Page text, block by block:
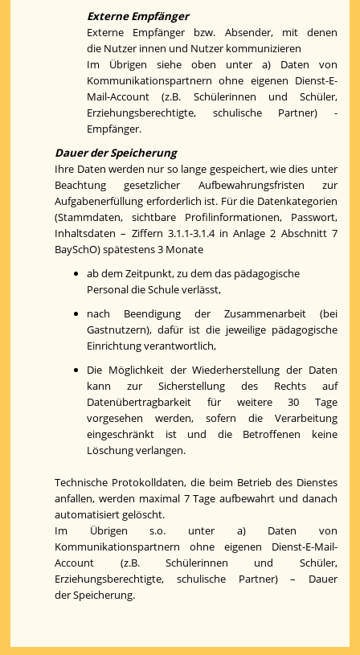
Externe Empfänger
Externe Empfänger bzw. Absender, mit denen
die Nutzer innen und Nutzer kommunizieren
Im Übrigen siehe oben unter a) Daten von
Kommunikationspartnern ohne eigenen Dienst-E-
Mail-Account (z.B. Schülerinnen und Schüler,
Erziehungsberechtigte, schulische Partner) -
Empfänger.
Dauer der Speicherung
Ihre Daten werden nur so lange gespeichert, wie dies unter
Beachtung gesetzlicher Aufbewahrungsfristen zur
Aufgabenerfüllung erforderlich ist. Für die Datenkategorien
(Stammdaten, sichtbare Profilinformationen, Passwort,
Inhaltsdaten – Ziffern 3.1.1-3.1.4 in Anlage 2 Abschnitt 7
BaySchO) spätestens 3 Monate
ab dem Zeitpunkt, zu dem das pädagogische
Personal die Schule verlässt,
nach Beendigung der Zusammenarbeit (bei
Gastnutzern), dafür ist die jeweilige pädagogische
Einrichtung verantwortlich,
Die Möglichkeit der Wiederherstellung der Daten
kann zur Sicherstellung des Rechts auf
Datenübertragbarkeit für weitere 30 Tage
vorgesehen werden, sofern die Verarbeitung
eingeschränkt ist und die Betroffenen keine
Löschung verlangen.
Technische Protokolldaten, die beim Betrieb des Dienstes
anfallen, werden maximal 7 Tage aufbewahrt und danach
automatisiert gelöscht.
Im Übrigen s.o. unter a) Daten von
Kommunikationspartnern ohne eigenen Dienst-E-Mail-
Account (z.B. Schülerinnen und Schüler,
Erziehungsberechtigte, schulische Partner) – Dauer
der Speicherung.